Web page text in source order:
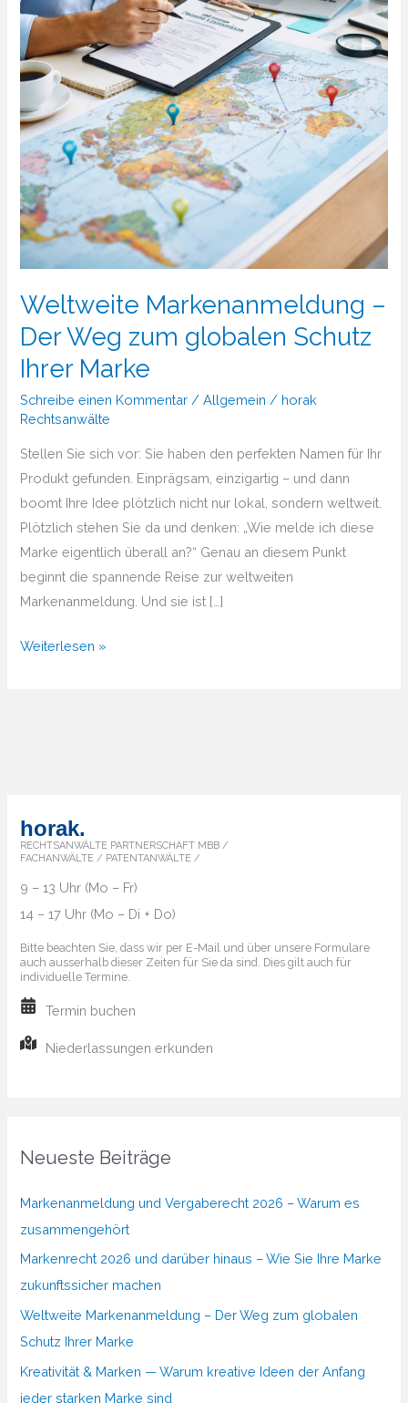
Weltweite Markenanmeldung –
Der Weg zum globalen Schutz
Ihrer Marke
Schreibe einen Kommentar /Allgemein / horak
Rechtsanwälte
Stellen Sie sich vor: Sie haben den perfekten Namen für Ihr
Produkt gefunden. Einprägsam, einzigartig – und dann
boomt Ihre Idee plötzlich nicht nur lokal, sondern weltweit.
Plötzlich stehen Sie da und denken: „Wie melde ich diese
Marke eigentlich überall an?“ Genau an diesem Punkt
beginnt die spannende Reise zur weltweiten
Markenanmeldung. Und sie ist […]
Weltweite
Schutz
Ihrer
Marke
Weiterlesen »
horak.
RECHTSANWÄLTE PARTNERSCHAFT MBB /
FACHANWÄLTE / PATENTANWÄLTE /
9 – 13 Uhr (Mo – Fr)
14 – 17 Uhr (Mo – Di + Do)
Bitte beachten Sie, dass wir per E-Mail und über unsere Formulare
auch ausserhalb dieser Zeiten für Sie da sind. Dies gilt auch für
individuelle Termine.
Termin buchen
Niederlassungen erkunden
Neueste Beiträge
Markenanmeldung und Vergaberecht 2026 – Warum es
zusammengehört
Markenrecht 2026 und darüber hinaus – Wie Sie Ihre Marke
zukunftssicher machen
Weltweite Markenanmeldung – Der Weg zum globalen
Schutz Ihrer Marke
Kreativität & Marken — Warum kreative Ideen der Anfang
jeder starken Marke sind